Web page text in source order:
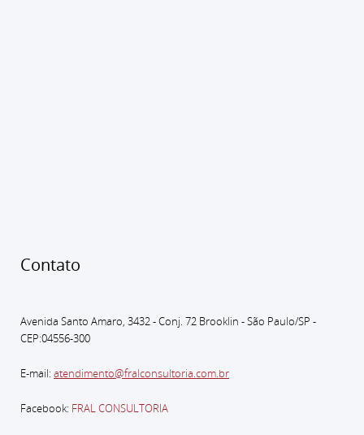
Contato
Avenida Santo Amaro, 3432 - Conj. 72 Brooklin - São Paulo/SP -
CEP:04556-300
E-mail: atendimento@fralconsultoria.com.br
Facebook: FRAL CONSULTORIA